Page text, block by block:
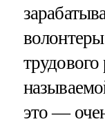
трудового
это —